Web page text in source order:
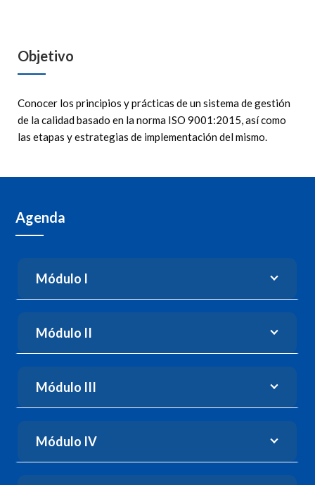
Objetivo
Conocer los principios y prácticas de un sistema de gestión
de la calidad basado en la norma ISO 9001:2015, así como
las etapas y estrategias de implementación del mismo.
Agenda
Módulo I
Módulo II
Módulo III
Módulo IV